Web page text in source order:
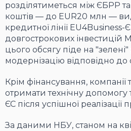
розділятиметься між ЄБРР
коштів — до EUR20 млн —
кредитної лінії
довгострокових інвестицій
цього обсягу піде на
модернізацію відповідно до
Крім фінансування, компанії
отримати технічну допомогу
ЄС після успішної реалізації
За даними НБУ, станом на